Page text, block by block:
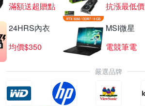
滿額送超贈點
抗漲最低價
24HRS內衣
均價$350
MSI微星
電競筆電
嚴選品牌